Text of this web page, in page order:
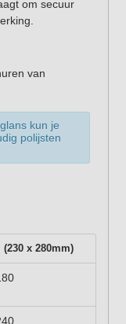
om secuur
van
kun je
polijsten
(230 x 280mm)